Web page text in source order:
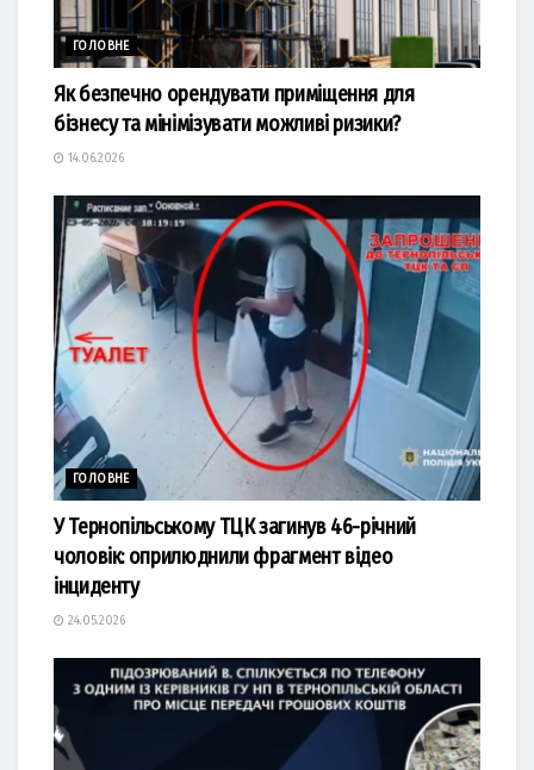
ГОЛОВНЕ
Як безпечно орендувати приміщення для
бізнесу та мінімізувати можливі ризики?
14.06.2026
ГОЛОВНЕ
У Тернопільському ТЦК загинув 46-річний
чоловік: оприлюднили фрагмент відео
інциденту
24.05.2026